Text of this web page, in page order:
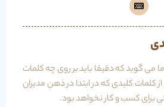
می گوید که دقیقا باید بر روی چه کلمات
کلمات کلیدی که در ابتدا در ذهن مدیران
برای کسب و کار نخواهد بود.